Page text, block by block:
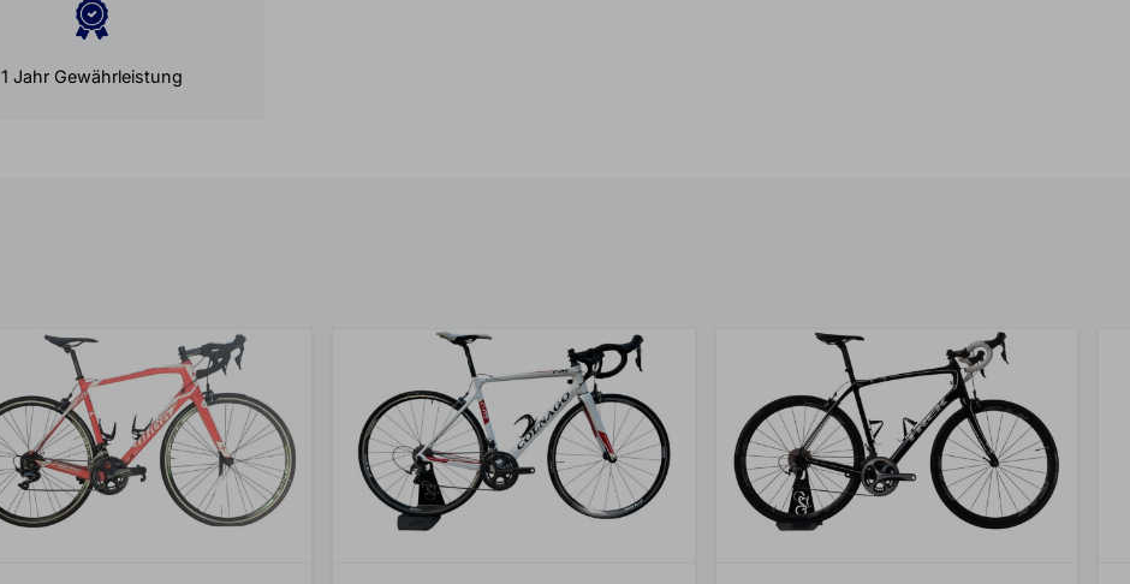
1 Jahr Gewährleistung